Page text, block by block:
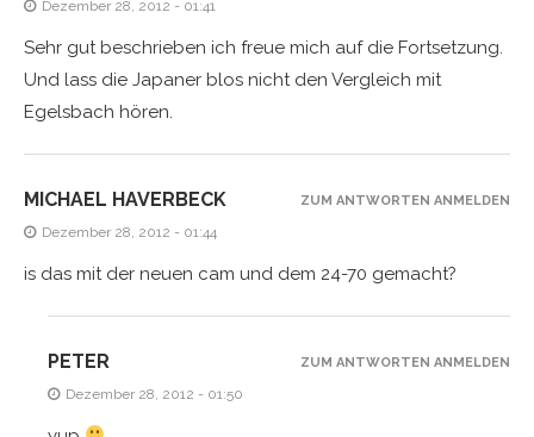
Dezember 28, 2012 - 01:41
Sehr gut beschrieben ich freue mich auf die Fortsetzung.
Und lass die Japaner blos nicht den Vergleich mit
Egelsbach hören.
MICHAEL HAVERBECK
Dezember 28, 2012 - 01:44
is das mit der neuen cam und dem 24-70 gemacht?
ZUM ANTWORTEN ANMELDEN
PETER
Dezember 28, 2012 - 01:50
ZUM ANTWORTEN ANMELDEN